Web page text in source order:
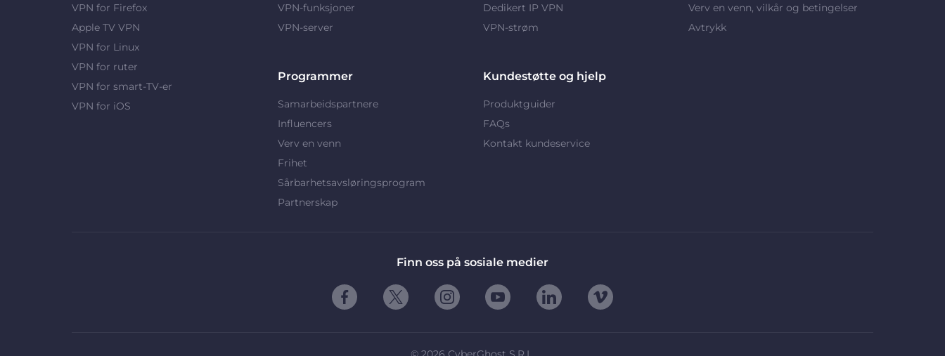
VPN for Firefox
Apple TV VPN
VPN for Linux
VPN for ruter
VPN for smart-TV-er
VPN for iOS
VPN-funksjoner
VPN-server
Dedikert IP VPN
VPN-strøm
Verv en venn, vilkår og betingelser
Avtrykk
Programmer
Samarbeidspartnere
Influencers
Verv en venn
Frihet
Sårbarhetsavsløringsprogram
Partnerskap
Kundestøtte og hjelp
Produktguider
FAQs
Kontakt kundeservice
Finn oss på sosiale medier